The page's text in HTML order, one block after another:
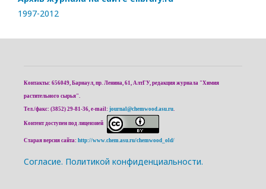
1997-2012
Контакты: 656049, Барнаул, пр. Ленина, 61, АлтГУ, редакция журнала "Химия
растительного сырья".
Тел./факс: (3852) 29-81-36, e-mail: journal@chemwood.asu.ru
Контент доступен под лицензией
Старая версия сайта: http://www.chem.asu.ru/chemwood_old/
Cогласие. Политикой конфиденциальности.